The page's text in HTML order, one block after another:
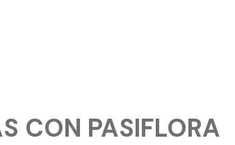
CON PASIFLORA